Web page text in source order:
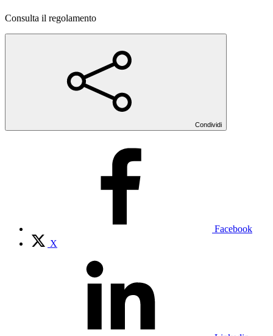
Consulta il regolamento
Condividi
Facebook
X